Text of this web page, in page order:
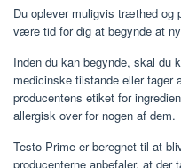
Du oplever muligvis træthed og
være tid for dig at begynde at
Inden du kan begynde, skal du
medicinske tilstande eller
producentens etiket for
allergisk over for nogen af ​​dem.
Testo Prime er beregnet til at
producenterne anbefaler, at der